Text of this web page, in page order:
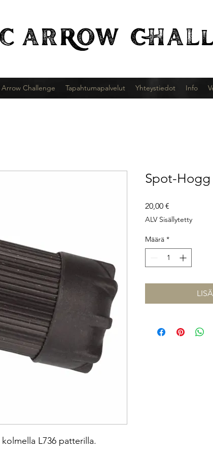
ARROW
Challenge Tapahtumapalvelut Yhteystiedot Info
L736 patterilla.
Spot-
20,00 €
ALV Sisällytetty
Määrä *